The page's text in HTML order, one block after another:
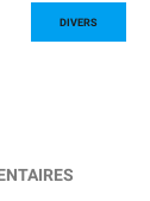
DIVERS